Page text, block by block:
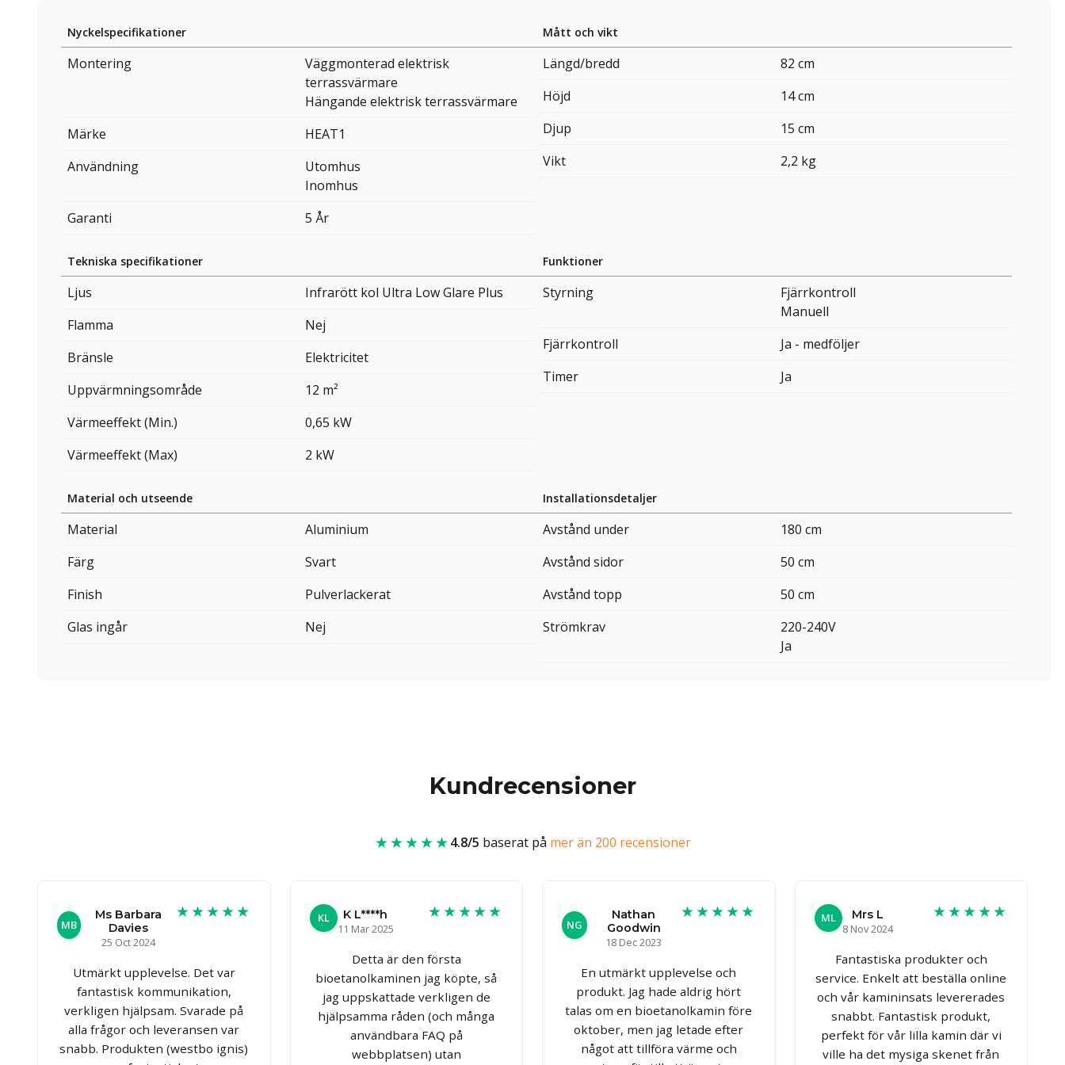
Nyckelspecifikationer
Montering
Väggmonterad elektrisk
terrassvärmare
Hängande elektrisk terrassvärmare
Märke
HEAT1
Användning
Utomhus
Inomhus
Garanti
5 År
Mått och vikt
Längd/bredd
82 cm
Höjd
14 cm
Djup
15 cm
Vikt
2,2 kg
Tekniska specifikationer
Ljus
Infrarött kol Ultra Low Glare Plus
Flamma
Nej
Bränsle
Elektricitet
Uppvärmningsområde
12 m²
Värmeeffekt (Min.)
0,65 kW
Värmeeffekt (Max)
2 kW
Funktioner
Styrning
Fjärrkontroll
Manuell
Fjärrkontroll
Ja - medföljer
Timer
Ja
Material och utseende
Material
Aluminium
Färg
Svart
Finish
Pulverlackerat
Glas ingår
Nej
Installationsdetaljer
Avstånd under
180 cm
Avstånd sidor
50 cm
Avstånd topp
50 cm
Strömkrav
220-240V
Ja
Kundrecensioner
★★★★★4.8/5 baserat på mer än 200 recensioner
MB
Ms Barbara
Davies
25 Oct 2024
★★★★★
Utmärkt upplevelse. Det var
fantastisk kommunikation,
verkligen hjälpsam. Svarade på
alla frågor och leveransen var
snabb. Produkten (westbo ignis)
KL
K L****h
11 Mar 2025
★★★★★
Detta är den första
bioetanolkaminen jag köpte, så
jag uppskattade verkligen de
hjälpsamma råden (och många
användbara FAQ på
webbplatsen) utan
NG
Nathan
Goodwin
18 Dec 2023
★★★★★
En utmärkt upplevelse och
produkt. Jag hade aldrig hört
talas om en bioetanolkamin före
oktober, men jag letade efter
något att tillföra värme och
ML
Mrs L
8 Nov 2024
★★★★★
Fantastiska produkter och
service. Enkelt att beställa online
och vår kamininsats levererades
snabbt. Fantastisk produkt,
perfekt för vår lilla kamin där vi
ville ha det mysiga skenet från